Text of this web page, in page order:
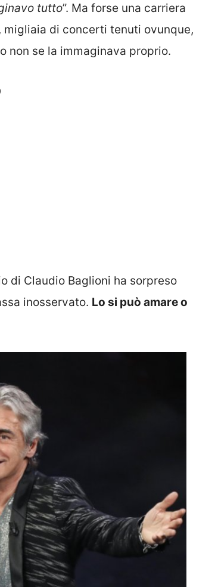
tutto”. Ma forse una carriera
, migliaia di concerti tenuti ovunque,
non se la immaginava proprio.
di Claudio Baglioni ha sorpreso
inosservato. Lo si può amare o